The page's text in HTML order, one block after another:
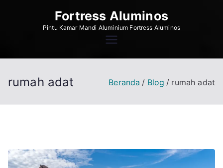
Fortress Aluminos
Pintu Kamar Mandi Aluminium Fortress Aluminos
rumah adat Beranda Blog rumah adat